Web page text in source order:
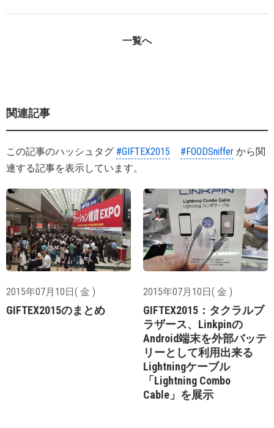
一覧へ
関連記事
この記事のハッシュタグ #GIFTEX2015 #FOODSniffer から関
連する記事を表示しています。
2015年07月10日( 金 )
GIFTEX2015のまとめ
2015年07月10日( 金 )
GIFTEX2015：タクラルブ
ラザース、Linkpinの
Android端末を外部バッテ
リーとして利用出来る
Lightningケーブル
「Lightning Combo
Cable」を展示